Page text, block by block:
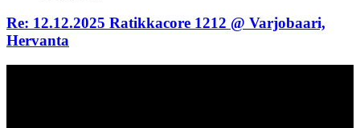
Re: 12.12.2025 Ratikkacore 1212 @ Varjobaari,
Hervanta